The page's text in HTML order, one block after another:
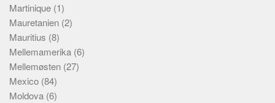
Martinique (1)
Mauretanien (2)
Mauritius (8)
Mellemamerika (6)
Mellemøsten (27)
Mexico (84)
Moldova (6)